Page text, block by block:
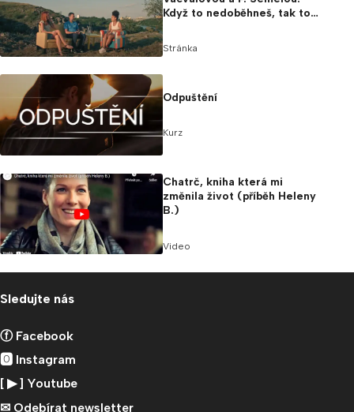
Když to nedoběhneš, tak to
prostě dojdeš
Stránka
Odpuštění
Kurz
Chatrč, kniha která mi
změnila život (příběh Heleny
B.)
Video
Sledujte nás
ⓕ Facebook
🅾 Instagram
[ ▶︎ ] Youtube
✉︎ Odebírat newsletter